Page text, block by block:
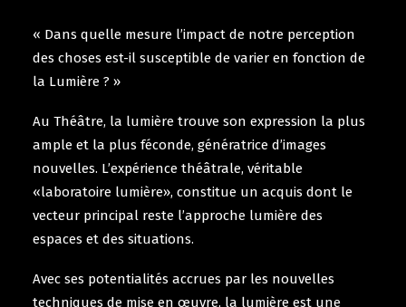
« Dans quelle mesure l’impact de notre perception
des choses est-il susceptible de varier en fonction de
la Lumière ? »
Au Théâtre, la lumière trouve son expression la plus
ample et la plus féconde, génératrice d’images
nouvelles. L’expérience théâtrale, véritable
«laboratoire lumière», constitue un acquis dont le
vecteur principal reste l’approche lumière des
espaces et des situations.
Avec ses potentialités accrues par les nouvelles
techniques de mise en œuvre, la lumière est une